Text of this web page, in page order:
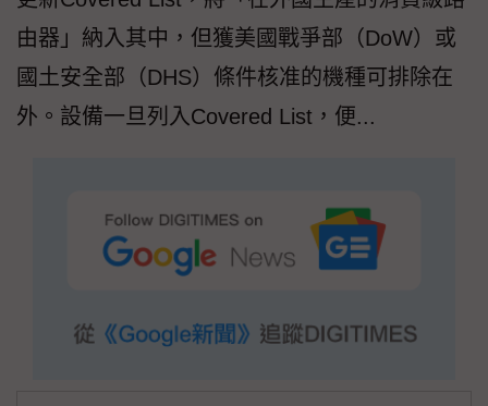
由器」納入其中，但獲美國戰爭部（DoW）或
國土安全部（DHS）條件核准的機種可排除在
外。設備一旦列入Covered List，便...